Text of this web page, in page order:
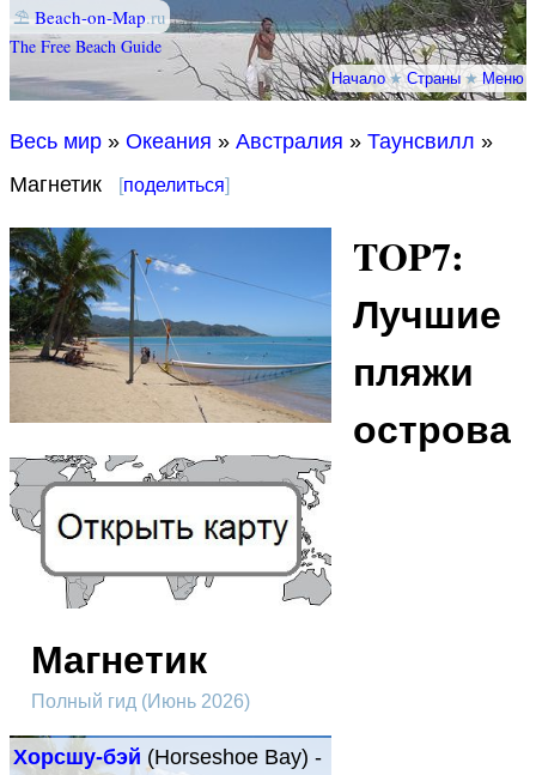
⛱ Beach-on-Map.ru
The Free Beach Guide
Начало★Страны★Меню
Весь мир » Океания » Австралия » Таунсвилл »
Магнетик
[поделиться]
TOP7:
Лучшие
пляжи
острова
Магнетик
Полный гид (Июнь 2026)
Хорсшу-бэй (Horseshoe Bay) -